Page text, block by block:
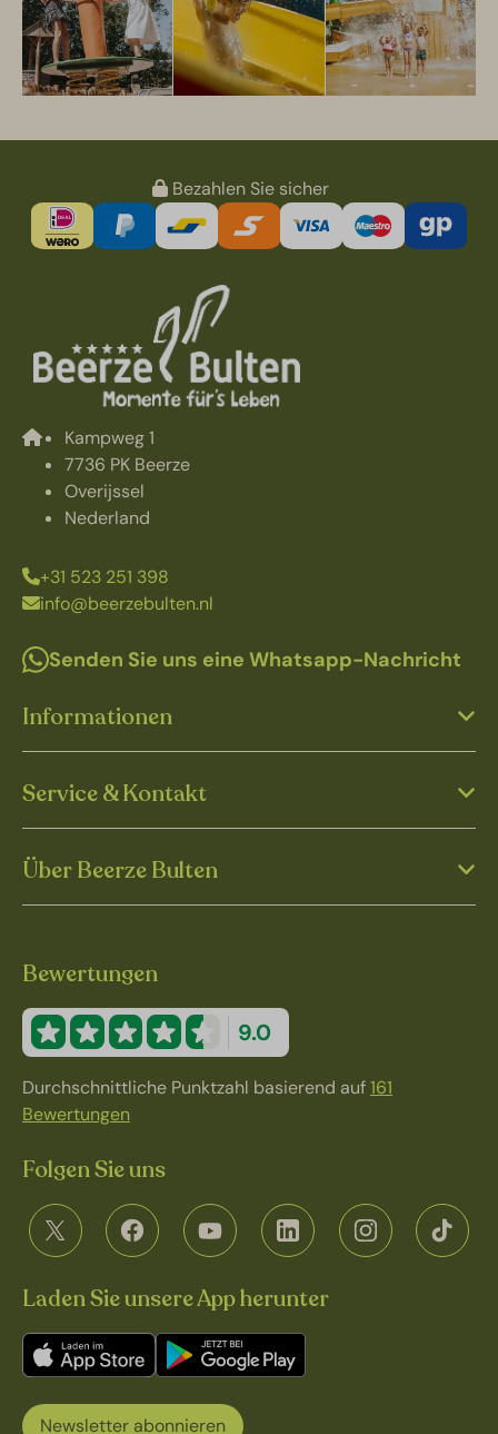
Bezahlen Sie sicher
Kampweg 1
7736 PK Beerze
Overijssel
Nederland
+31 523 251 398
info@beerzebulten.nl
Senden Sie uns eine Whatsapp-Nachricht
Informationen
Service & Kontakt
Über Beerze Bulten
Bewertungen
9.0
Durchschnittliche Punktzahl basierend auf161
Bewertungen
Folgen Sie uns
Laden Sie unsere App herunter
Newsletter abonnieren